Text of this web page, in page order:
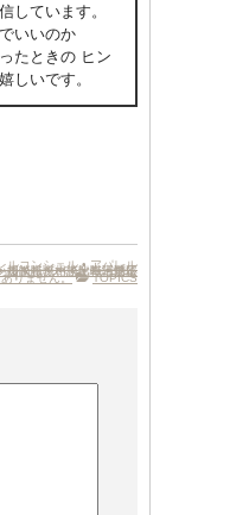
しています。
いいのか
たときの ヒン
しいです。
ルコンシェル•アパレル
ル転職•バイヤー•
るタイプ•恵比寿•
相談したい•
転職活動応援•転職相談•転職迷子
りません。 TOPICS